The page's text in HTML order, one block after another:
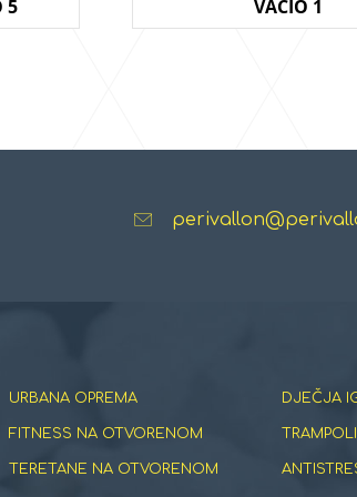
5 VACIO 1
URBANA OPREMA
FITNESS NA OTVORENOM
TERETANE NA OTVORENOM
DJEČJA